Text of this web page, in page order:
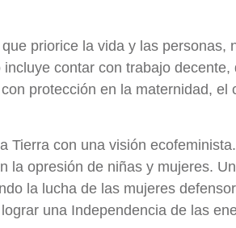
priorice la vida y las personas,
incluye contar con trabajo
protección en la maternidad, el
Tierra con una visión
la opresión de niñas y mujeres.
la lucha de las mujeres
una Independencia de las